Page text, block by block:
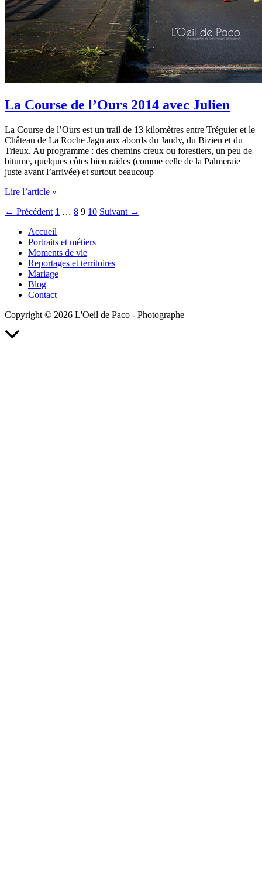
La Course de l’Ours 2014 avec Julien
La Course de l’Ours est un trail de 13 kilomètres entre Tréguier et le
Château de La Roche Jagu aux abords du Jaudy, du Bizien et du
Trieux. Au programme : des chemins creux ou forestiers, un peu de
bitume, quelques côtes bien raides (comme celle de la Palmeraie
juste avant l’arrivée) et surtout beaucoup
La
de
2014
avec
Julien
Lire l’article »
← Précédent 1 … 8 9 10 Suivant →
Accueil
Portraits et métiers
Moments de vie
Reportages et territoires
Mariage
Blog
Contact
Copyright © 2026 L'Oeil de Paco - Photographe